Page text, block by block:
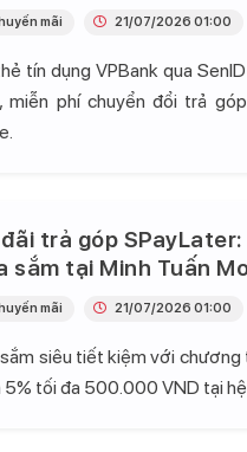
tín dụng VPBank qua
miễn phí chuyển đổi trả
mãi 21/07/2026 01:00
trả góp
sắm tại Minh Tuấn
siêu tiết kiệm với chương
5% tối đa 500.000 VND tại
mãi 21/07/2026 01:00